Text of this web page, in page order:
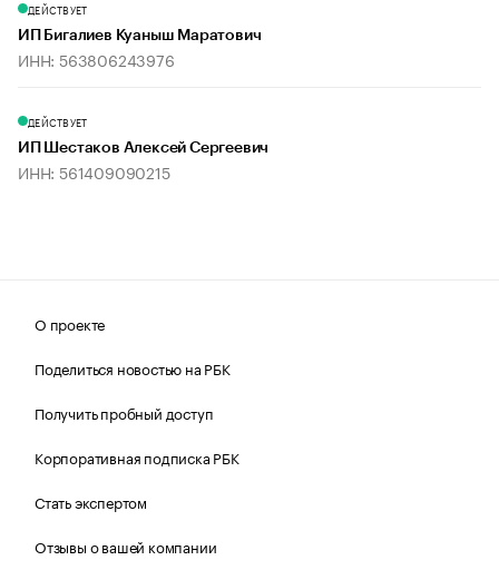
ДЕЙСТВУЕТ
ИП Бигалиев Куаныш Маратович
ИНН: 563806243976
ДЕЙСТВУЕТ
ИП Шестаков Алексей Сергеевич
ИНН: 561409090215
О проекте
Поделиться новостью на РБК
Получить пробный доступ
Корпоративная подписка РБК
Стать экспертом
Отзывы о вашей компании